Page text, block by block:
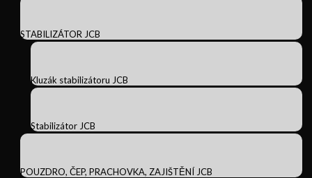
STABILIZÁTOR JCB
Kluzák stabilizátoru JCB
Stabilizátor JCB
POUZDRO, ČEP, PRACHOVKA, ZAJIŠTĚNÍ JCB